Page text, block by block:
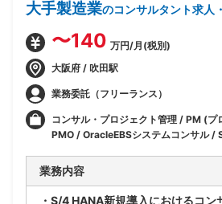
大手製造業のコンサルタント求人
〜140 万円/月(税別)
大阪府 / 吹田駅
業務委託（フリーランス）
コンサル・プロジェクト管理 / PM (
PMO / OracleEBSシステムコンサル
業務内容
・S/4 HANA新規導入におけるコン